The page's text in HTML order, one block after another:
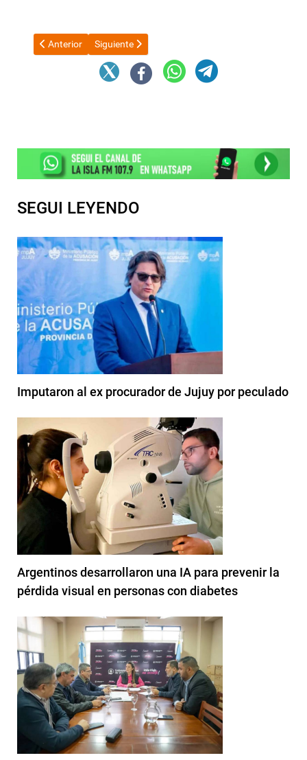
Artículo anterior: Axel Kicillof y Máximo Kirchner, juntos en un
Anterior Artículo siguiente: Jornada de movilización:
Siguiente
SEGUI LEYENDO
Imputaron al ex procurador de Jujuy por peculado
Argentinos desarrollaron una IA para prevenir la
pérdida visual en personas con diabetes